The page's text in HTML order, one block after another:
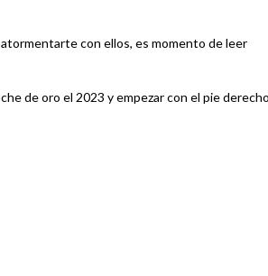
con ellos, es momento de leer
de oro el 2023 y empezar con el pie